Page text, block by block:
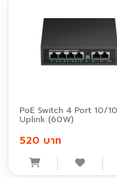
PoE Switch 4 Port 10/
Uplink (60W)
520 บาท